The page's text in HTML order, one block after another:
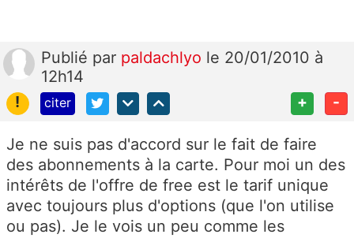
Publié par paldachlyo le 20/01/2010 à
12h14
!
citer + -
Je ne suis pas d'accord sur le fait de faire
des abonnements à la carte. Pour moi un des
intérêts de l'offre de free est le tarif unique
avec toujours plus d'options (que l'on utilise
ou pas). Je le vois un peu comme les